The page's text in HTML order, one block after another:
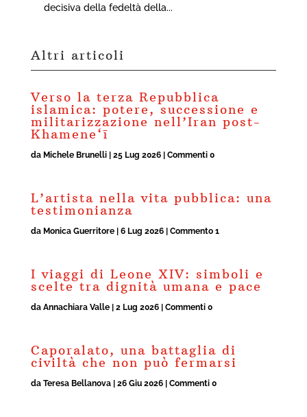
decisiva della fedeltà della...
Altri articoli
Verso la terza Repubblica
islamica: potere, successione e
militarizzazione nell’Iran post-
Khamene‘ī
da Michele Brunelli| 25 Lug 2026| Commenti 0
L’artista nella vita pubblica: una
testimonianza
da Monica Guerritore| 6 Lug 2026| Commento 1
I viaggi di Leone XIV: simboli e
scelte tra dignità umana e pace
da Annachiara Valle| 2 Lug 2026| Commenti 0
Caporalato, una battaglia di
civiltà che non può fermarsi
da Teresa Bellanova| 26 Giu 2026| Commenti 0